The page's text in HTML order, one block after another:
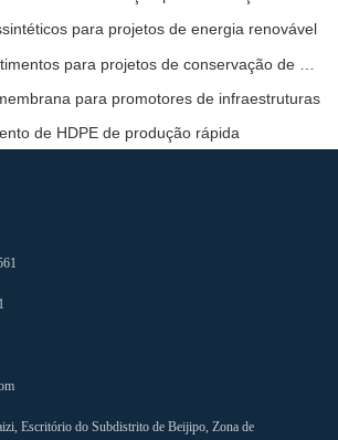
para projetos de energia renovável
para promotores de infraestruturas
de HDPE de produção rápida
Escritório do Subdistrito de Beijipo, Zona de